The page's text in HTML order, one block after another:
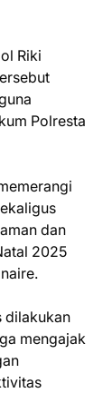
Riki
Polresta
dan
2025
dilakukan
mengajak